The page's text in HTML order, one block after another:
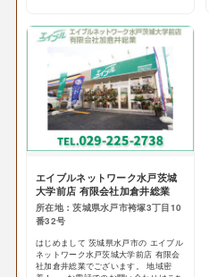
エイブルネットワーク水戸茨城
大学前店 有限会社加倉井総業
所在地：茨城県水戸市袴塚3丁目10
番32号
はじめまして 茨城県水戸市の エイブル
ネットワーク水戸茨城大学前店 有限会
社加倉井総業でございます。 地域密